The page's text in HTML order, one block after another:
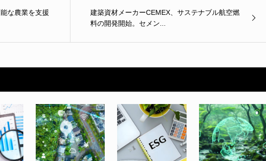
な農業を支援
建築資材メーカーCEMEX、サステナブル航空燃
料の開発開始。セメン...